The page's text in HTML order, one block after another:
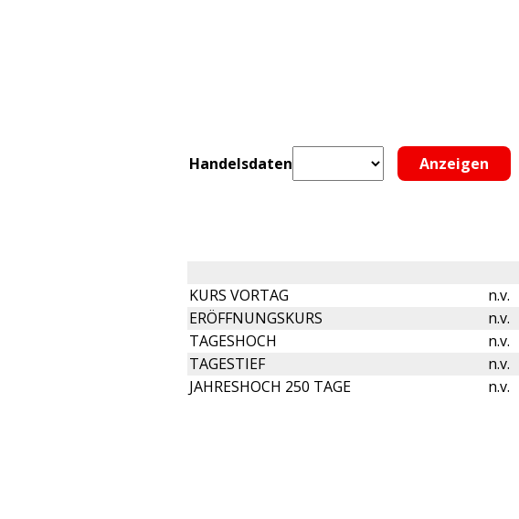
Handelsdaten
KURS VORTAG n.v.
ERÖFFNUNGSKURS
n.v.
TAGESHOCH
n.v.
TAGESTIEF
n.v.
JAHRESHOCH 250 TAGE
n.v.